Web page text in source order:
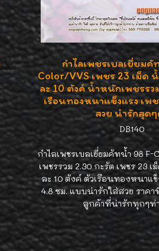
กำไลเพชรเบลเยี่ยมคั
Color/VVS เพชร 23 เม็ด
ละ 10 ตังค์ น้ำหนักเพชรรว
เรือนทองหนาแข็งแรง เพช
สวย น่ารักสุด
DB140
กำไลเพชรเบลเยี่ยมคัทน้ำ 98
เพชรรวม 2.30 กะรัต เพชร 23
ละ 10 ตังค์ ตัวเรือนทองหนาแ
4.8 ซม. แบบน่ารักใส่สวย ราค
ลูกค้าที่น่ารักทุกๆท่